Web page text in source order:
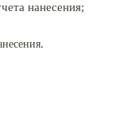
нанесения;
.